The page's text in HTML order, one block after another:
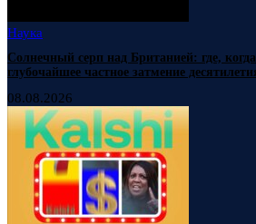
Наука
Солнечный серп над Британией: где,
глубочайшее частное затмение
08.08.2026